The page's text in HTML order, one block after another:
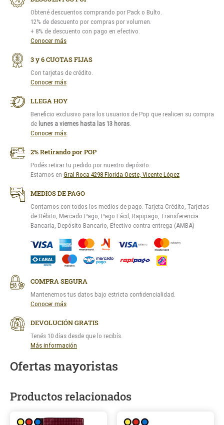
Obtené descuentos comprando por Pack o Bulto.
12% de descuento por compras por volumen.
+ 8% de descuento con pago en efectivo.
Conocer más
3 y 6 CUOTAS FIJAS
Con tarjetas de crédito.
Conocer más
LLEGA HOY
Beneficio exclusivo para los usuarios de Pop que realicen su compra
de lunes a viernes hasta las 13 horas.
Conocer más
2% Retirando por POP
Podés retirar tu pedido por nuestro depósito.
Estamos en Gral Roca 4298 Florida Oeste, Vicente López
MEDIOS DE PAGO
Contamos con todos los medios de pago. Tarjeta Crédito, Tarjetas
de Débito, Mercado Pago, Pago Fácil, Rapipago, Transferencia
Bancaria, Depósito Bancario, Efectivo contra entrega (AMBA)
COMPRA SEGURA
Mantenemos tus datos bajo estricta confidencialidad.
Conocer más
DEVOLUCIÓN GRATIS
Tenés 10 días desde que lo recibís.
Más información
Ofertas mayoristas
Productos relacionados